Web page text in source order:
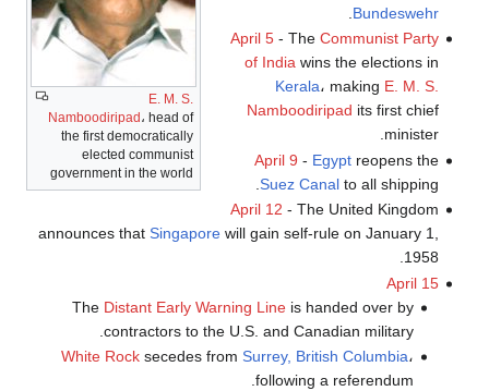
E. M. S.
Namboodiripad، head of
the first democratically
elected communist
government in the world
Bundeswehr
April 5- The Communist Party
of Indiawins the elections in
Kerala، making E. M. S.
Namboodiripad its first chief
minister.
April 9 - Egyptreopens the
Suez Canalto all shipping.
April 12 - The United Kingdom
announces that Singaporewill gain self-rule on January 1,
1958.
April 15
The Distant Early Warning Line is handed over by
contractors to the U.S. and Canadian military.
White Rock secedes fromSurrey, British Columbia،
following a referendum.